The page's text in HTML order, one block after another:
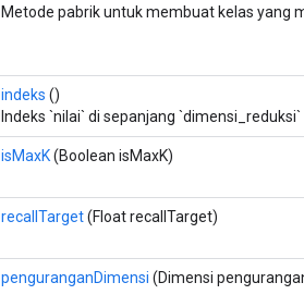
Metode pabrik untuk membuat kelas yang
indeks ()
Indeks `nilai` di sepanjang
isMaxK(Boolean isMaxK)
recallTarget(Float recallTarget)
penguranganDimensi (Dimensi